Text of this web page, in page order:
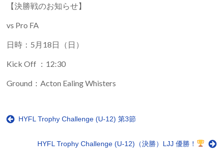
【決勝戦のお知らせ】
vs Pro FA
日時：5月18日（日）
Kick Off ：12:30
Ground：Acton Ealing Whisters
HYFL Trophy Challenge (U-12) 第3節
HYFL Trophy Challenge (U-12)（決勝）LJJ 優勝！